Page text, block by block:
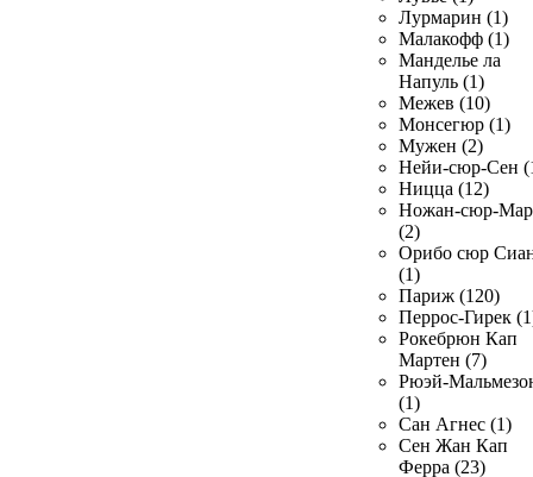
Лурмарин (1)
Малакофф (1)
Манделье ла
Напуль (1)
Межев (10)
Монсегюр (1)
Мужен (2)
Нейи-сюр-Сен
Ницца (12)
Ножан-сюр-
(2)
Орибо сюр
(1)
Париж (120)
Перрос-Гирек
Рокебрюн Кап
Мартен (7)
Рюэй-
(1)
Сан Агнес (1)
Сен Жан Кап
Ферра (23)